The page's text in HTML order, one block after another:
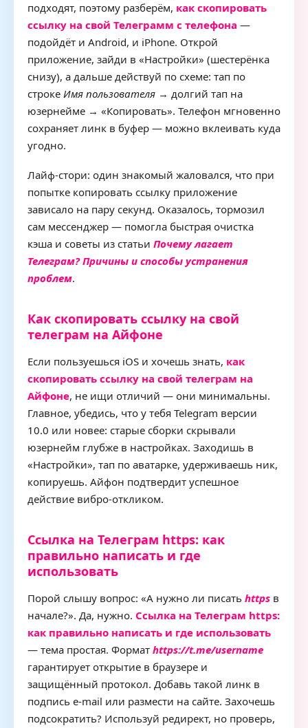
подходят, поэтому разберём, как скопировать
ссылку на свой Телеграмм с телефона —
подойдёт и Android, и iPhone. Открой
приложение, зайди в «Настройки» (шестерёнка
снизу), а дальше действуй по схеме: тап по
строке Имя пользователя → долгий тап на
юзернейме → «Копировать». Телефон мгновенно
сохраняет линк в буфер — можно вклеивать куда
угодно.
Лайф‑стори: один знакомый жаловался, что при
попытке копировать ссылку приложение
зависало на пару секунд. Оказалось, тормозил
сам мессенджер — помогла быстрая очистка
кэша и советы из статьи Почему лагает
Телеграм? Причины и способы устранения
проблем.
Как скопировать ссылку на свой
телеграм на Айфоне
Если пользуешься iOS и хочешь знать, как
скопировать ссылку на свой телеграм на
Айфоне, не ищи отличий — они минимальны.
Главное, убедись, что у тебя Telegram версии
10.0 или новее: старые сборки скрывали
юзернейм глубже в настройках. Заходишь в
«Настройки», тап по аватарке, удерживаешь ник,
копируешь. Айфон подтвердит успешное
действие вибро‑откликом.
Ссылка на Телеграм https: как
правильно написать и где
использовать
Порой слышу вопрос: «А нужно ли писать https в
начале?». Да, нужно. Ссылка на Телеграм https:
как правильно написать и где использовать
— тема простая. Формат https://t.me/username
гарантирует открытие в браузере и
защищённый протокол. Добавь такой линк в
подпись e‑mail или размести на сайте. Захочешь
подсократить? Используй редирект, но проверь,